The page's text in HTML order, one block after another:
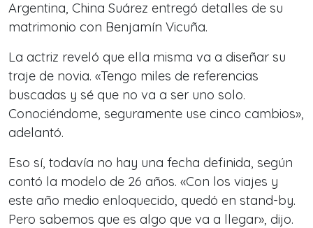
Argentina, China Suárez entregó detalles de su
matrimonio con Benjamín Vicuña.
La actriz reveló que ella misma va a diseñar su
traje de novia. «Tengo miles de referencias
buscadas y sé que no va a ser uno solo.
Conociéndome, seguramente use cinco cambios»,
adelantó.
Eso sí, todavía no hay una fecha definida, según
contó la modelo de 26 años. «Con los viajes y
este año medio enloquecido, quedó en stand-by.
Pero sabemos que es algo que va a llegar», dijo.